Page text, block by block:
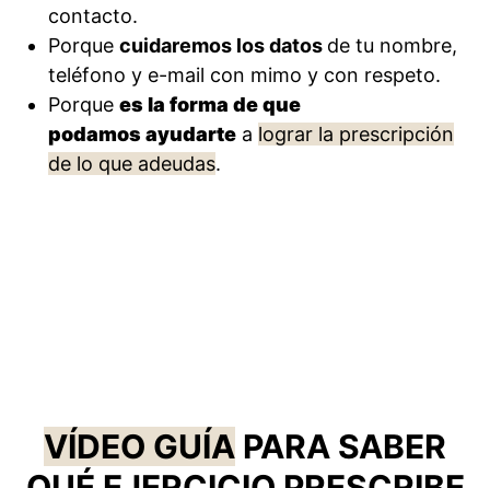
contacto.
Porque cuidaremos los datos de tu nombre,
teléfono y e-mail con mimo y con respeto.
Porque es la forma de que
podamos ayudarte a lograr la prescripción
de lo que adeudas.
VÍDEO GUÍA PARA SABER